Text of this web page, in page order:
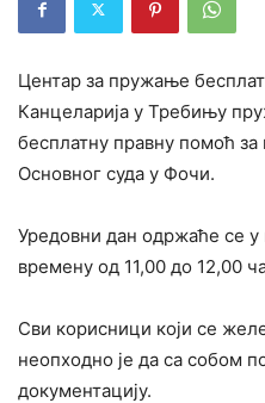
Центар за пружање
Канцеларија у Требињу
бесплатну правну помоћ за
Основног суда у Фочи.
Уредовни дан одржаће се
времену од 11,00 до 12,00
Сви корисници који се
неопходно је да са собом
документацију.